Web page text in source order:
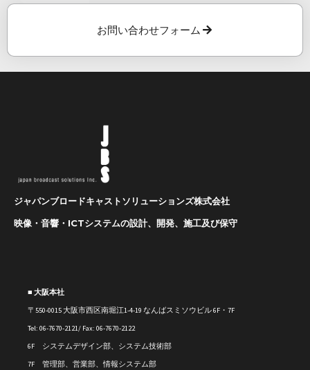
お問い合わせフォーム
ジャパンブロードキャストソリューションズ株式会社
映像・音響・ICTシステムの設計、開発、施工及び保守
■ 大阪本社
〒550-0015 大阪市西区南堀江1-4-19 なんばスミソウビル 6F・7F
Tel: 06-7670-2121/ Fax: 06-7670-2122
6F システムデザイン部、システム技術部
7F 管理部、営業部、情報システム部